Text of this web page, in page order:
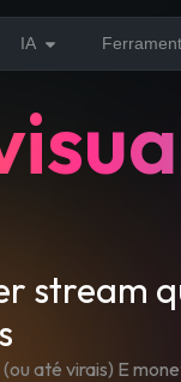
IA
stream
até virais) E